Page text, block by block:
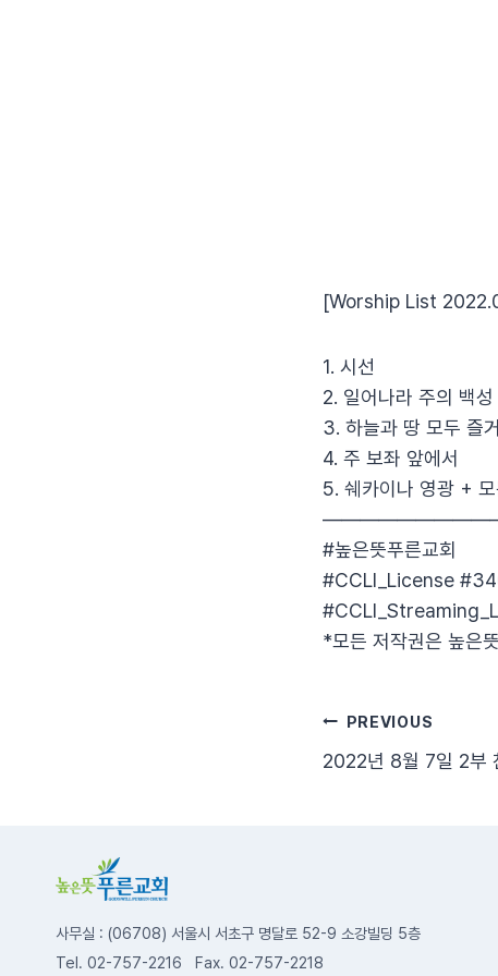
[Worship List
1. 시선
2. 일어나라 주의 백성
3. 하늘과 땅 모두 즐
4. 주 보좌 앞에서
5. 쉐카이나 영광 +
#높은뜻푸른교회
#CCLI_License
*모든 저작권은 높은
글PREVIOUS
2022년 8월 7일 2부
사무실 : (06708) 서울시 서초구 명달로 52-9 소강빌딩 5층
Tel. 02-757-2216 Fax. 02-757-2218